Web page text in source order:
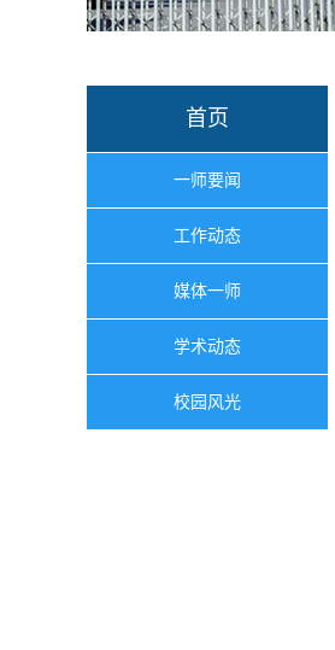
首页
一师要闻
工作动态
媒体一师
学术动态
校园风光